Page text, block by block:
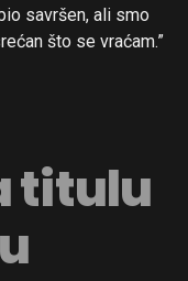
savršen, ali smo
što se vraćam.”
titulu